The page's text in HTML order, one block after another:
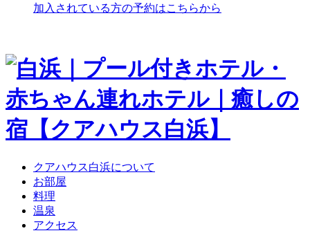
加入されている方の予約はこちらから
クアハウス白浜について
お部屋
料理
温泉
アクセス